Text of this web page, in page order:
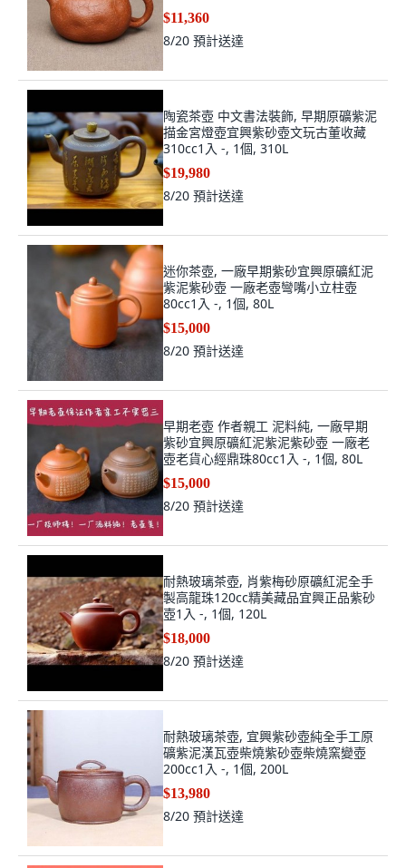
$11,360
8/20 預計送達
陶瓷茶壺 中文書法裝飾, 早期原礦紫泥
描金宮燈壺宜興紫砂壺文玩古董收藏
310cc1入 -, 1個, 310L
$19,980
8/20 預計送達
迷你茶壺, 一廠早期紫砂宜興原礦紅泥
紫泥紫砂壺 一廠老壺彎嘴小立柱壺
80cc1入 -, 1個, 80L
$15,000
8/20 預計送達
早期老壺 作者親工 泥料純, 一廠早期
紫砂宜興原礦紅泥紫泥紫砂壺 一廠老
壺老貨心經鼎珠80cc1入 -, 1個, 80L
$15,000
8/20 預計送達
耐熱玻璃茶壺, 肖紫梅砂原礦紅泥全手
製高龍珠120cc精美藏品宜興正品紫砂
壺1入 -, 1個, 120L
$18,000
8/20 預計送達
耐熱玻璃茶壺, 宜興紫砂壺純全手工原
礦紫泥漢瓦壺柴燒紫砂壺柴燒窯變壺
200cc1入 -, 1個, 200L
$13,980
8/20 預計送達